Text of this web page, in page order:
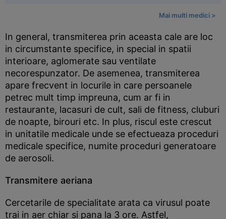
Mai multi medici >
In general, transmiterea prin aceasta cale are loc
in circumstante specifice, in special in spatii
interioare, aglomerate sau ventilate
necorespunzator. De asemenea, transmiterea
apare frecvent in locurile in care persoanele
petrec mult timp impreuna, cum ar fi in
restaurante, lacasuri de cult, sali de fitness, cluburi
de noapte, birouri etc. In plus, riscul este crescut
in unitatile medicale unde se efectueaza proceduri
medicale specifice, numite proceduri generatoare
de aerosoli.
Transmitere aeriana
Cercetarile de specialitate arata ca virusul poate
trai in aer chiar si pana la 3 ore. Astfel,